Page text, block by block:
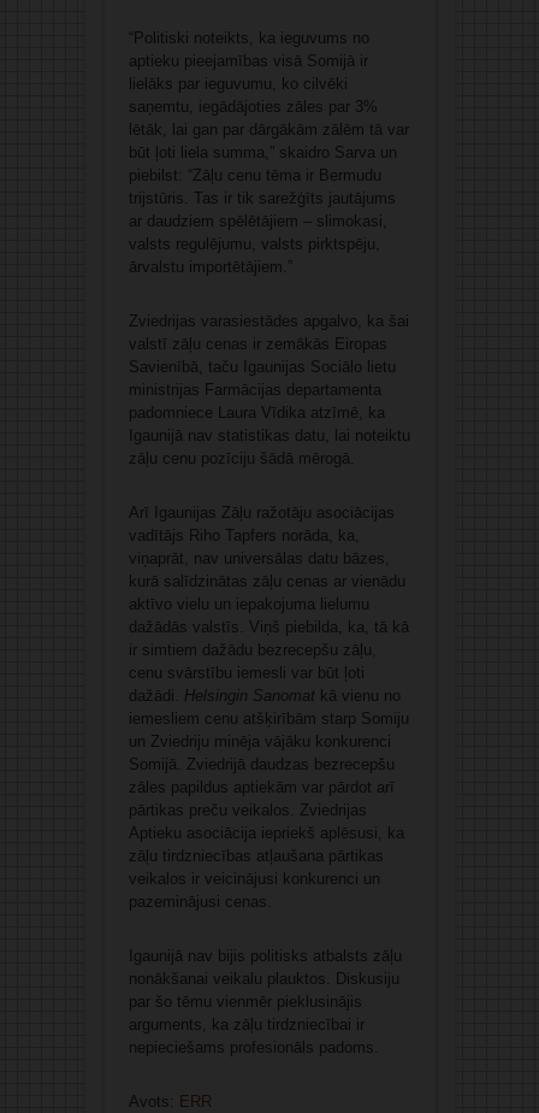
“Politiski noteikts, ka ieguvums no
aptieku pieejamības visā Somijā ir
lielāks par ieguvumu, ko cilvēki
saņemtu, iegādājoties zāles par 3%
lētāk, lai gan par dārgākām zālēm tā var
būt ļoti liela summa,” skaidro Sarva un
piebilst: “Zāļu cenu tēma ir Bermudu
trijstūris. Tas ir tik sarežģīts jautājums
ar daudziem spēlētājiem – slimokasi,
valsts regulējumu, valsts pirktspēju,
ārvalstu importētājiem.”
Zviedrijas varasiestādes apgalvo, ka šai
valstī zāļu cenas ir zemākās Eiropas
Savienībā, taču Igaunijas Sociālo lietu
ministrijas Farmācijas departamenta
padomniece Laura Vīdika atzīmē, ka
Igaunijā nav statistikas datu, lai noteiktu
zāļu cenu pozīciju šādā mērogā.
Arī Igaunijas Zāļu ražotāju asociācijas
vadītājs Riho Tapfers norāda, ka,
viņaprāt, nav universālas datu bāzes,
kurā salīdzinātas zāļu cenas ar vienādu
aktīvo vielu un iepakojuma lielumu
dažādās valstīs. Viņš piebilda, ka, tā kā
ir simtiem dažādu bezrecepšu zāļu,
cenu svārstību iemesli var būt ļoti
dažādi. Helsingin Sanomatkā vienu no
iemesliem cenu atšķirībām starp Somiju
un Zviedriju minēja vājāku konkurenci
Somijā. Zviedrijā daudzas bezrecepšu
zāles papildus aptiekām var pārdot arī
pārtikas preču veikalos. Zviedrijas
Aptieku asociācija iepriekš aplēsusi, ka
zāļu tirdzniecības atļaušana pārtikas
veikalos ir veicinājusi konkurenci un
pazeminājusi cenas.
Igaunijā nav bijis politisks atbalsts zāļu
nonākšanai veikalu plauktos. Diskusiju
par šo tēmu vienmēr pieklusinājis
arguments, ka zāļu tirdzniecībai ir
nepieciešams profesionāls padoms.
Avots: ERR